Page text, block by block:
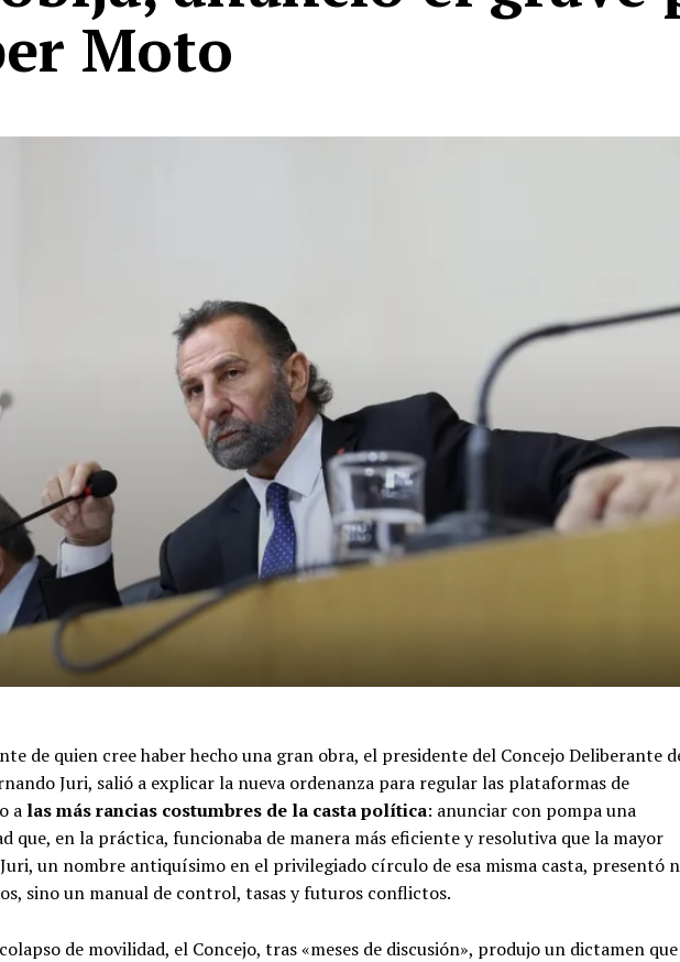
Moto
de quien cree haber hecho una gran obra, el presidente del Concejo Deliberante
Juri, salió a explicar la nueva ordenanza para regular las plataformas de
a las más rancias costumbres de la casta política: anunciar con pompa una
que, en la práctica, funcionaba de manera más eficiente y resolutiva que la mayor
un nombre antiquísimo en el privilegiado círculo de esa misma casta, presentó
sino un manual de control, tasas y futuros conflictos.
de movilidad, el Concejo, tras «meses de discusión», produjo un dictamen que